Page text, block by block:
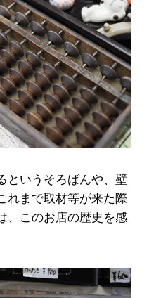
というそろばんや、壁
れまで取材等が来た際
、このお店の歴史を感